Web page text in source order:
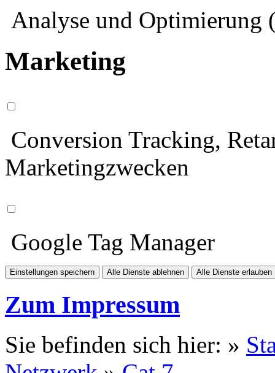
Analyse und Optimierung
Marketing
Conversion Tracking,
Marketingzwecken
Google Tag Manager
Einstellungen speichern Alle Dienste ablehnen Alle Dienste erlauben
Zum Impressum
Sie befinden sich hier: »